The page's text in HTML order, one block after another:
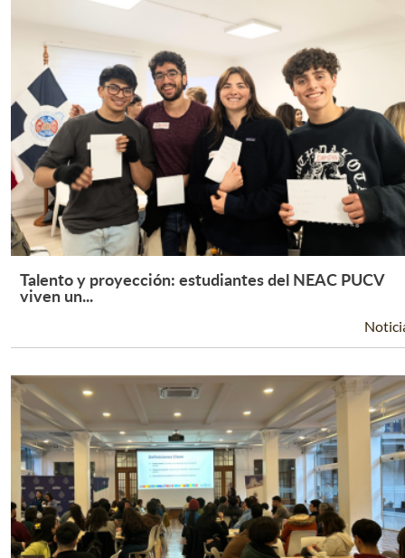
Leer Más +
Talento y proyección: estudiantes del NEAC PUCV
viven un...